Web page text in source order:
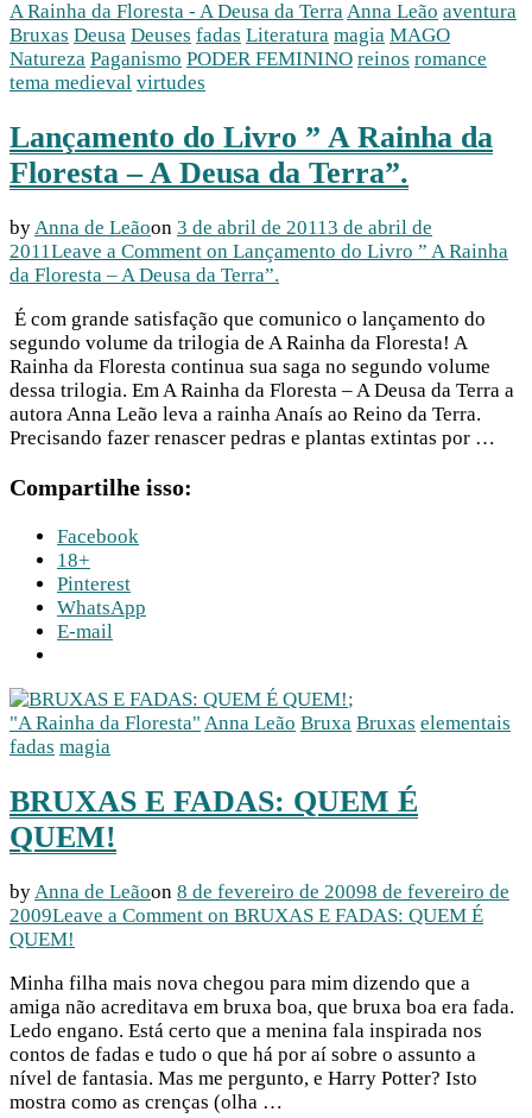
A Rainha da Floresta - A Deusa da Terra Anna Leão aventura
Bruxas Deusa Deuses fadas Literatura magia MAGO
Natureza Paganismo PODER FEMININO reinos romance
tema medieval virtudes
Lançamento do Livro ” A Rainha da
Floresta – A Deusa da Terra”.
byAnna de Leãoon 3 de abril de 20113 de abril de
2011Leave a Comment on Lançamento do Livro ” A Rainha
da Floresta – A Deusa da Terra”.
É com grande satisfação que comunico o lançamento do
segundo volume da trilogia de A Rainha da Floresta! A
Rainha da Floresta continua sua saga no segundo volume
dessa trilogia. Em A Rainha da Floresta – A Deusa da Terra a
autora Anna Leão leva a rainha Anaís ao Reino da Terra.
Precisando fazer renascer pedras e plantas extintas por …
Compartilhe isso:
Facebook
18+
Pinterest
WhatsApp
E-mail
;
"A Rainha da Floresta" Anna Leão Bruxa Bruxas elementais
fadas magia
BRUXAS E FADAS: QUEM É
QUEM!
byAnna de Leãoon 8 de fevereiro de 20098 de fevereiro de
2009Leave a Comment on BRUXAS E FADAS: QUEM É
QUEM!
Minha filha mais nova chegou para mim dizendo que a
amiga não acreditava em bruxa boa, que bruxa boa era fada.
Ledo engano. Está certo que a menina fala inspirada nos
contos de fadas e tudo o que há por aí sobre o assunto a
nível de fantasia. Mas me pergunto, e Harry Potter? Isto
mostra como as crenças (olha …